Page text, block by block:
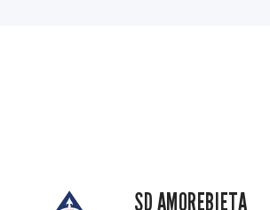
SD AMOREBIETA